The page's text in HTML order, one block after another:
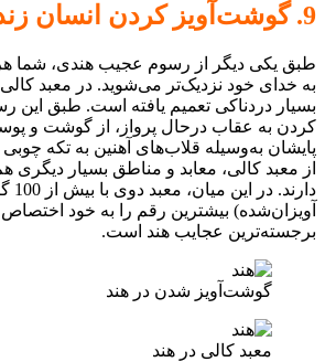
9. گوشت‌آویز کردن انسان زنده
طبق یکی دیگر از رسوم عجیب هندی، شما
به خدای خود نزدیک‌تر می‌شوید. در معبد
بسیار دردناکی تعمیم یافته است. طبق این
کردن به عقاب درحال پرواز، از گوشت و
پایشان به‌وسیله قلاب‌های آهنین به تکه چوبی
از معبد کالی، معابد و مناطق بسیار دیگری
آویزان‌شده) بیشترین رقم را به خود اختصاص
برجسته‌ترین عجایب هند است.
گوشت‌آویز شدن در هند
معبد کالی در هند